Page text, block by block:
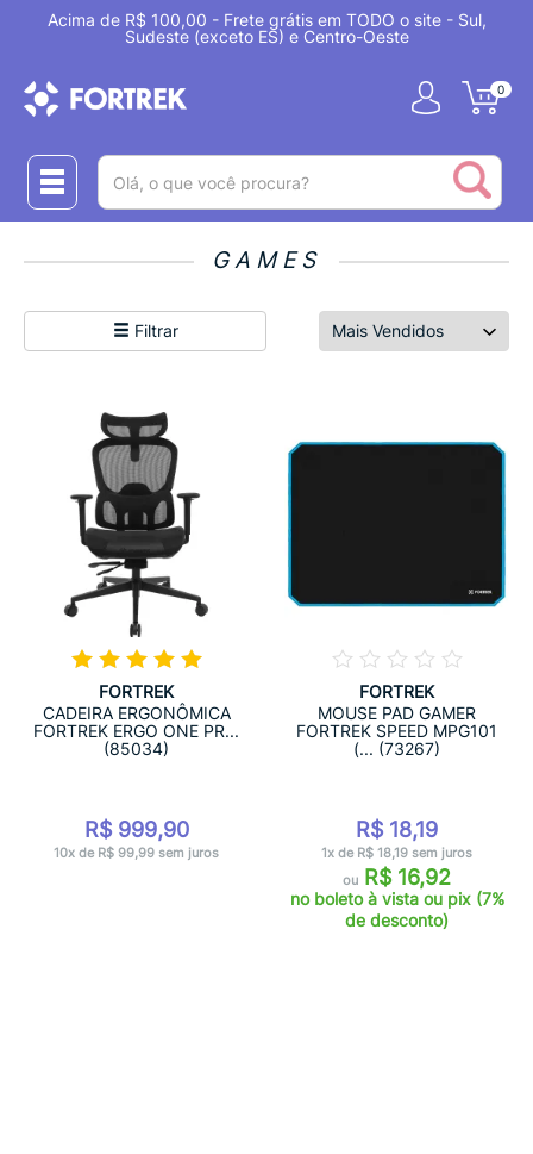
Acima de R$ 100,00 - Frete grátis em TODO o site - Sul,
Sudeste (exceto ES) e Centro-Oeste
0
(pesquisar)
GAMES
Filtrar
FORTREK
CADEIRA ERGONÔMICA
FORTREK ERGO ONE PR...
(85034)
R$ 999,90
10x de R$ 99,99 sem juros
FORTREK
MOUSE PAD GAMER
FORTREK SPEED MPG101
(... (73267)
R$ 18,19
1x de R$ 18,19 sem juros
ou R$ 16,92
no boleto à vista ou pix (7%
de desconto)